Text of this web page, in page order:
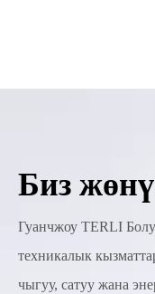
Биз
Гуанчжоу TERLI
техникалык
чыгуу, сатуу жана